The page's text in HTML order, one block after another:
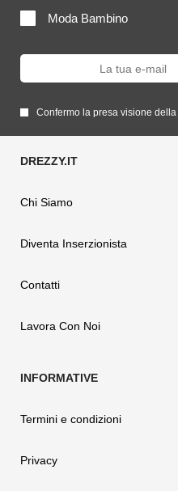
Moda Bambino
Confermo la presa visione della
Chi Siamo
Diventa Inserzionista
Contatti
Lavora Con Noi
Termini e condizioni
Privacy